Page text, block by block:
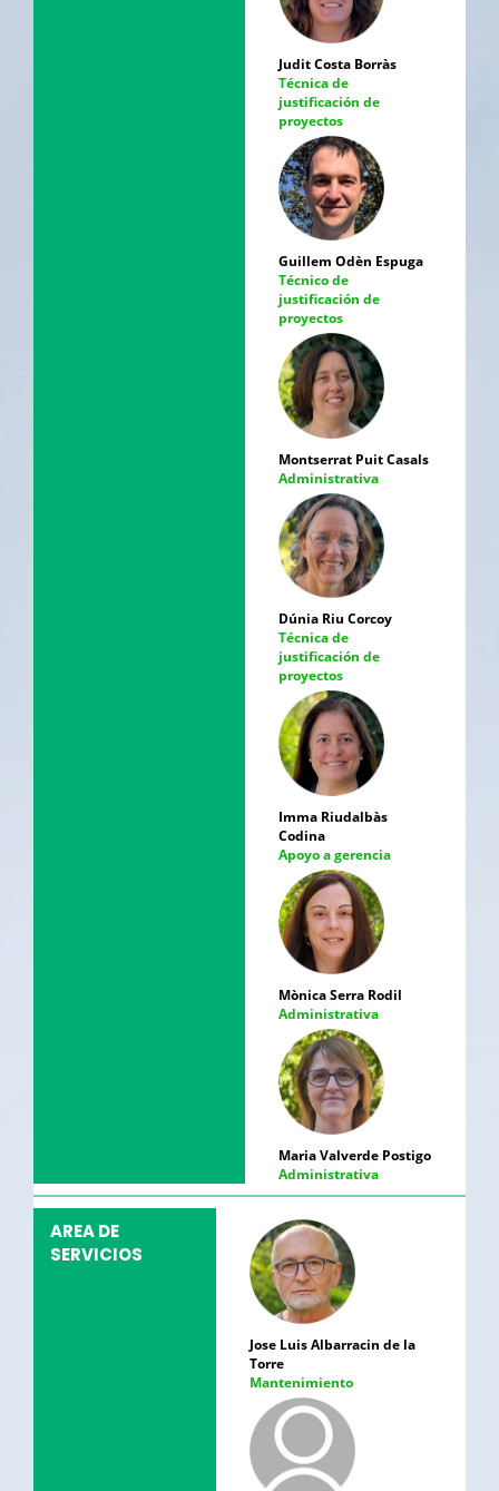
Judit Costa Borràs
Técnica de
justificación de
proyectos
Guillem Odèn Espuga
Técnico de
justificación de
proyectos
Montserrat Puit Casals
Administrativa
Dúnia Riu Corcoy
Técnica de
justificación de
proyectos
Imma Riudalbàs
Codina
Apoyo a gerencia
Mònica Serra Rodil
Administrativa
Maria Valverde Postigo
Administrativa
AREA DE
SERVICIOS
Jose Luis Albarracin de la
Torre
Mantenimiento